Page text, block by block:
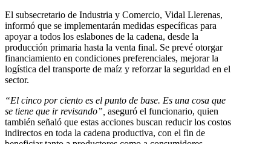
El subsecretario de Industria y Comercio, Vidal Llerenas,
informó que se implementarán medidas específicas para
apoyar a todos los eslabones de la cadena, desde la
producción primaria hasta la venta final. Se prevé otorgar
financiamiento en condiciones preferenciales, mejorar la
logística del transporte de maíz y reforzar la seguridad en el
sector.
“El cinco por ciento es el punto de base. Es una cosa que
se tiene que ir revisando”, aseguró el funcionario, quien
también señaló que estas acciones buscan reducir los costos
indirectos en toda la cadena productiva, con el fin de